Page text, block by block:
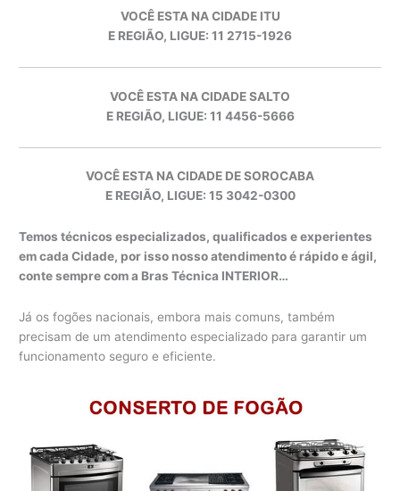
VOCÊ ESTA NA CIDADE ITU
E REGIÃO, LIGUE: 11 2715-1926
VOCÊ ESTA NA CIDADE SALTO
E REGIÃO, LIGUE: 11 4456-5666
VOCÊ ESTA NA CIDADE DE SOROCABA
E REGIÃO, LIGUE: 15 3042-0300
Temos técnicos especializados, qualificados e experientes
em cada Cidade, por isso nosso atendimento é rápido e ágil,
conte sempre com a Bras Técnica INTERIOR…
Já os fogões nacionais, embora mais comuns, também
precisam de um atendimento especializado para garantir um
funcionamento seguro e eficiente.